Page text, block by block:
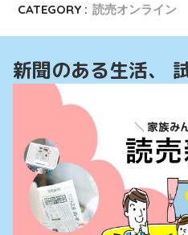
CATEGORY : 読売オンライン
新聞のある生活、